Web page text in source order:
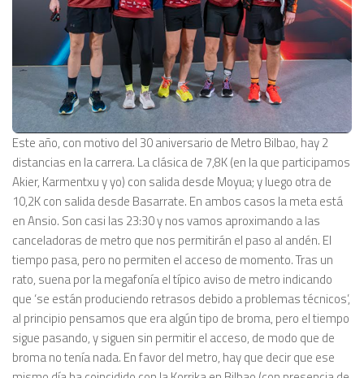
Este año, con motivo del 30 aniversario de Metro Bilbao, hay 2
distancias en la carrera. La clásica de 7,8K (en la que participamos
Akier, Karmentxu y yo) con salida desde Moyua; y luego otra de
10,2K con salida desde Basarrate. En ambos casos la meta está
en Ansio. Son casi las 23:30 y nos vamos aproximando a las
canceladoras de metro que nos permitirán el paso al andén. El
tiempo pasa, pero no permiten el acceso de momento. Tras un
rato, suena por la megafonía el típico aviso de metro indicando
que ‘se están produciendo retrasos debido a problemas técnicos’,
al principio pensamos que era algún tipo de broma, pero el tiempo
sigue pasando, y siguen sin permitir el acceso, de modo que de
broma no tenía nada. En favor del metro, hay que decir que ese